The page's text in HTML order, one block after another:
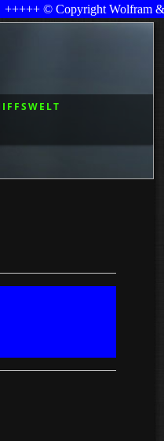
Wolfram & Frank Tribull